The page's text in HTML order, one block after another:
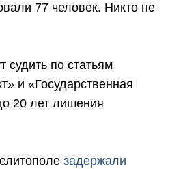
77 человек. Никто не
судить по статьям
и «Государственная
20 лет лишения
задержали